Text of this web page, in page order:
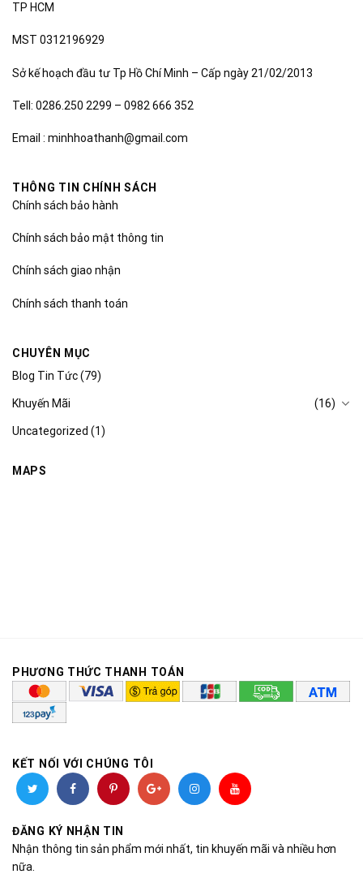
TP HCM
MST 0312196929
Sở kế hoạch đầu tư Tp Hồ Chí Minh – Cấp ngày 21/02/2013
Tell: 0286.250 2299 – 0982 666 352
Email : minhhoathanh@gmail.com
THÔNG TIN CHÍNH SÁCH
Chính sách bảo hành
Chính sách bảo mật thông tin
Chính sách giao nhận
Chính sách thanh toán
CHUYÊN MỤC
Blog Tin Tức(79)
Khuyến Mãi (16)
Uncategorized (1)
MAPS
PHƯƠNG THỨC THANH TOÁN
KẾT NỐI VỚI CHÚNG TÔI
ĐĂNG KÝ NHẬN TIN
Nhận thông tin sản phẩm mới nhất, tin khuyến mãi và nhiều hơn
nữa.